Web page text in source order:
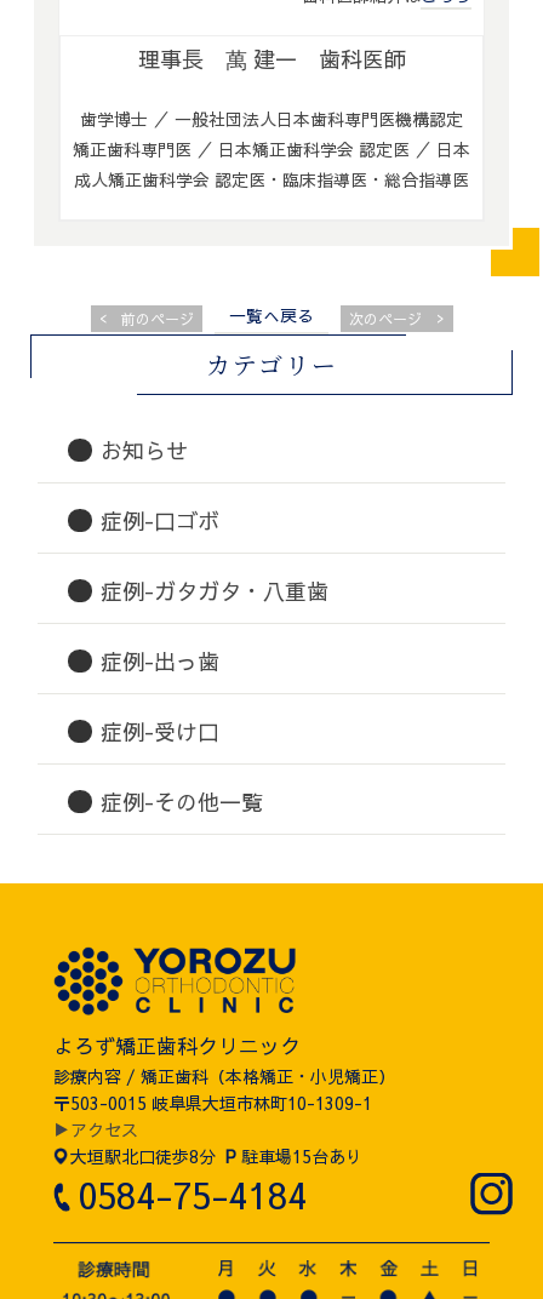
カテゴリー
お知らせ
症例-口ゴボ
症例-ガタガタ・八重歯
症例-出っ歯
症例-受け口
症例-その他一覧
理事長 萬 建一 歯科医師
歯学博士 ／ 一般社団法人日本歯科専門医機構認定
矯正歯科専門医 ／ 日本矯正歯科学会 認定医 ／ 日本
成人矯正歯科学会 認定医・臨床指導医・総合指導医
<前のページ 一覧へ戻る 次のページ >
よろず矯正歯科クリニック
診療内容 / 矯正歯科（本格矯正・小児矯正）
〒503-0015 岐阜県大垣市林町10-1309-1
▶アクセス
大垣駅北口徒歩8分 P 駐車場15台あり
0584-75-4184